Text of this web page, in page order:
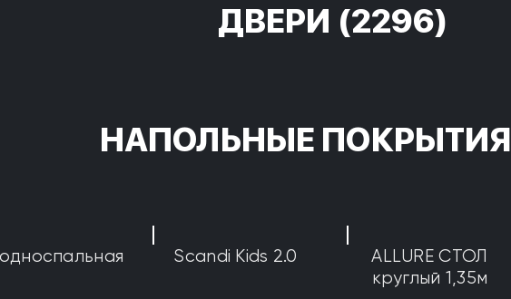
ДВЕРИ (2296)
НАПОЛЬНЫЕ ПОКРЫТИЯ
Scandi Kids 2.0
ALLURE СТОЛ
круглый 1,35м